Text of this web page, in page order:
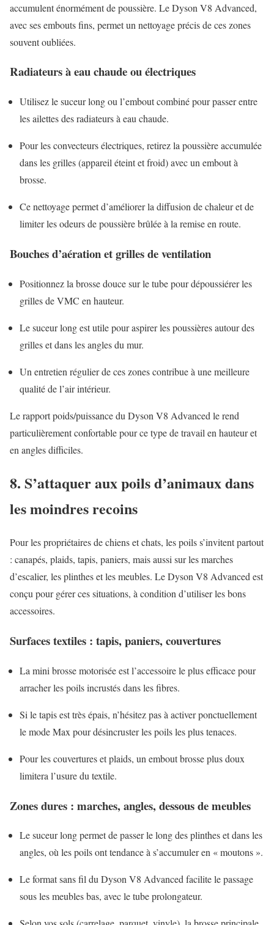
accumulent énormément de poussière. Le Dyson V8 Advanced,
avec ses embouts fins, permet un nettoyage précis de ces zones
souvent oubliées.
Radiateurs à eau chaude ou électriques
Utilisez le suceur long ou l’embout combiné pour passer entre
les ailettes des radiateurs à eau chaude.
Pour les convecteurs électriques, retirez la poussière accumulée
dans les grilles (appareil éteint et froid) avec un embout à
brosse.
Ce nettoyage permet d’améliorer la diffusion de chaleur et de
limiter les odeurs de poussière brûlée à la remise en route.
Bouches d’aération et grilles de ventilation
Positionnez la brosse douce sur le tube pour dépoussiérer les
grilles de VMC en hauteur.
Le suceur long est utile pour aspirer les poussières autour des
grilles et dans les angles du mur.
Un entretien régulier de ces zones contribue à une meilleure
qualité de l’air intérieur.
Le rapport poids/puissance du Dyson V8 Advanced le rend
particulièrement confortable pour ce type de travail en hauteur et
en angles difficiles.
8. S’attaquer aux poils d’animaux dans
les moindres recoins
Pour les propriétaires de chiens et chats, les poils s’invitent partout
: canapés, plaids, tapis, paniers, mais aussi sur les marches
d’escalier, les plinthes et les meubles. Le Dyson V8 Advanced est
conçu pour gérer ces situations, à condition d’utiliser les bons
accessoires.
Surfaces textiles : tapis, paniers, couvertures
La mini brosse motorisée est l’accessoire le plus efficace pour
arracher les poils incrustés dans les fibres.
Si le tapis est très épais, n’hésitez pas à activer ponctuellement
le mode Max pour désincruster les poils les plus tenaces.
Pour les couvertures et plaids, un embout brosse plus doux
limitera l’usure du textile.
Zones dures : marches, angles, dessous de meubles
Le suceur long permet de passer le long des plinthes et dans les
angles, où les poils ont tendance à s’accumuler en « moutons ».
Le format sans fil du Dyson V8 Advanced facilite le passage
sous les meubles bas, avec le tube prolongateur.